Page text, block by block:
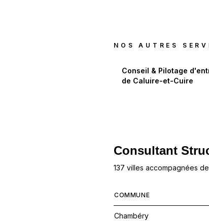
NOS AUTRES
Conseil & Pilotage
de Caluire-et-Cuire
Consultant
137 villes accompagnées
COMMUNE
Chambéry